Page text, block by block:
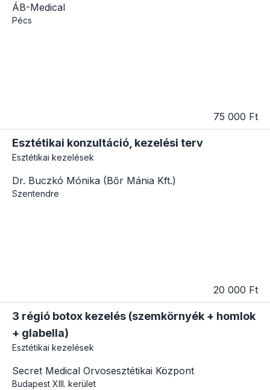
ÁB-Medical
Pécs
75 000 Ft
Esztétikai konzultáció, kezelési terv
Esztétikai kezelések
Dr. Buczkó Mónika (Bőr Mánia Kft.)
Szentendre
20 000 Ft
3 régió botox kezelés (szemkörnyék + homlok
+ glabella)
Esztétikai kezelések
Secret Medical Orvosesztétikai Központ
Budapest XIII. kerület